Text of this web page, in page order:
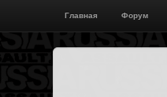
Главная Форум